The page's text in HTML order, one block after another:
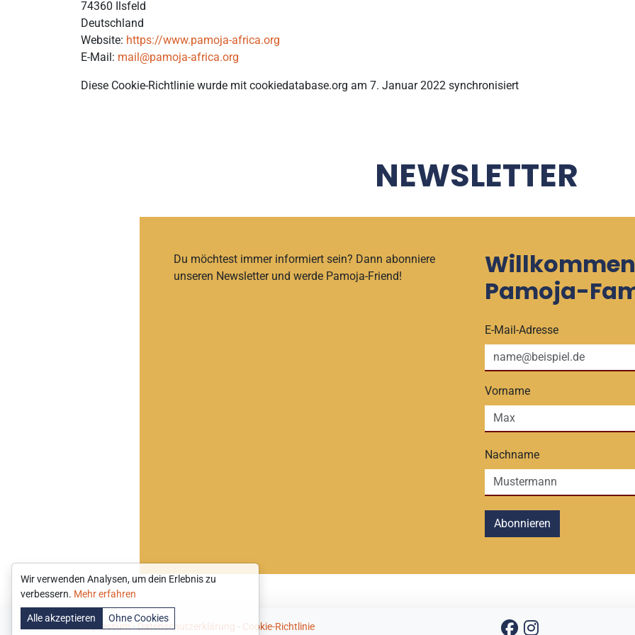
74360 Ilsfeld
Deutschland
Website: https://www.pamoja-africa.org
E-Mail: mail@pamoja-africa.org
Diese Cookie-Richtlinie wurde mit cookiedatabase.org am 7. Januar 2022 synchronisiert
NEWSLETTER
Du möchtest immer informiert sein? Dann abonniere
unseren Newsletter und werde Pamoja-Friend!
Pamoja-
E-Mail-Adresse
Vorname
Nachname
Abonnieren
Impressum-Datenschutzerklärung - Cookie-Richtlinie
Wir verwenden Analysen, um dein Erlebnis zu
verbessern. Mehr erfahren
Alle akzeptieren Ohne Cookies